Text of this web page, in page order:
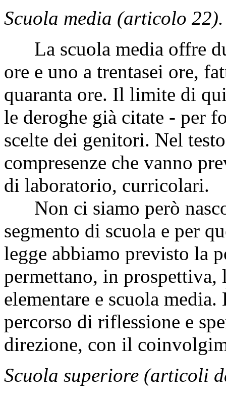
Scuola media (articolo 22).
La scuola media offre
ore e uno a trentasei ore,
quaranta ore. Il limite di
le deroghe già citate - per
scelte dei genitori. Nel
compresenze che vanno
di laboratorio, curricolari.
Non ci siamo però
segmento di scuola e per
legge abbiamo previsto la
permettano, in
elementare e scuola
percorso di riflessione e
direzione, con il
Scuola superiore (articoli